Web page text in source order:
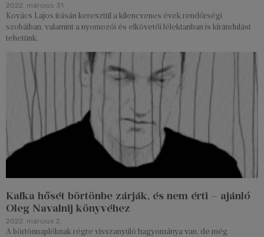
2022. március 31.
Kovács Lajos írásán keresztül a kilencvenes évek rendőrségi
szobáiban, valamint a nyomozói és elkövetői lélektanban is kirándulást
tehetünk.
Kafka hősét börtönbe zárják, és nem érti – ajánló
Oleg Navalnij könyvéhez
2022. március 2.
A börtönnaplóknak régre visszanyúló hagyománya van, de még